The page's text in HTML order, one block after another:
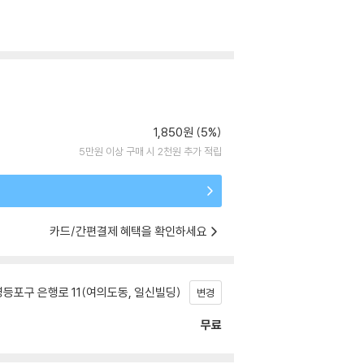
1,850원 (5%)
5만원 이상 구매 시 2천원 추가 적립
카드/간편결제 혜택을 확인하세요
포구 은행로 11(여의도동, 일신빌딩) 변경
무료